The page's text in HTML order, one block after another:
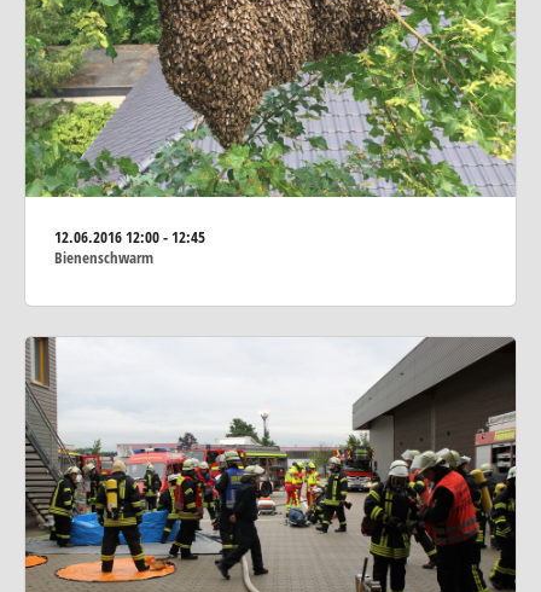
12.06.201612:00 - 12:45
Bienenschwarm